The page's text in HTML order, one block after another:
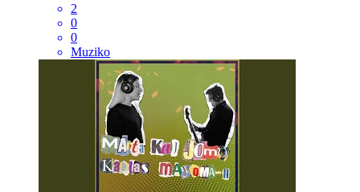
2
0
0
Muziko